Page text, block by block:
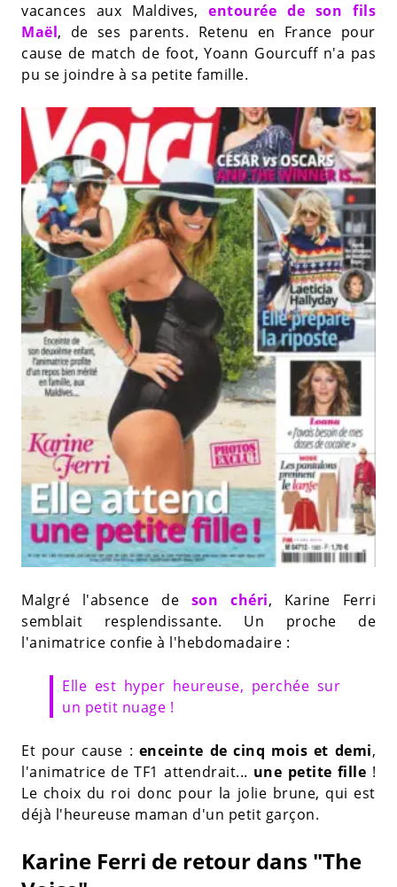
vacances aux Maldives,entourée de son fils
Maël, de ses parents. Retenu en France pour
cause de match de foot, Yoann Gourcuff n'a pas
pu se joindre à sa petite famille.
Malgré l'absence de son chéri, Karine Ferri
semblait resplendissante. Un proche de
l'animatrice confie à l'hebdomadaire :
Elle est hyper heureuse, perchée sur
un petit nuage !
Et pour cause : enceinte de cinq mois et demi,
l'animatrice de TF1 attendrait... une petite fille !
Le choix du roi donc pour la jolie brune, qui est
déjà l'heureuse maman d'un petit garçon.
Karine Ferri de retour dans "The